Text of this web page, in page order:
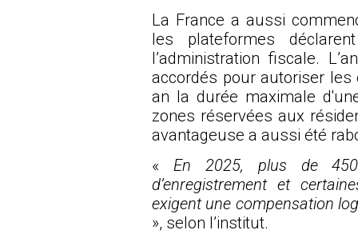
La France a aussi
les plateformes
l’administration fiscale.
accordés pour autoriser
an la durée maximale
zones réservées aux
avantageuse a aussi été
« En 2025, plus de
d’enregistrement et
exigent une compensation
», selon l’institut.